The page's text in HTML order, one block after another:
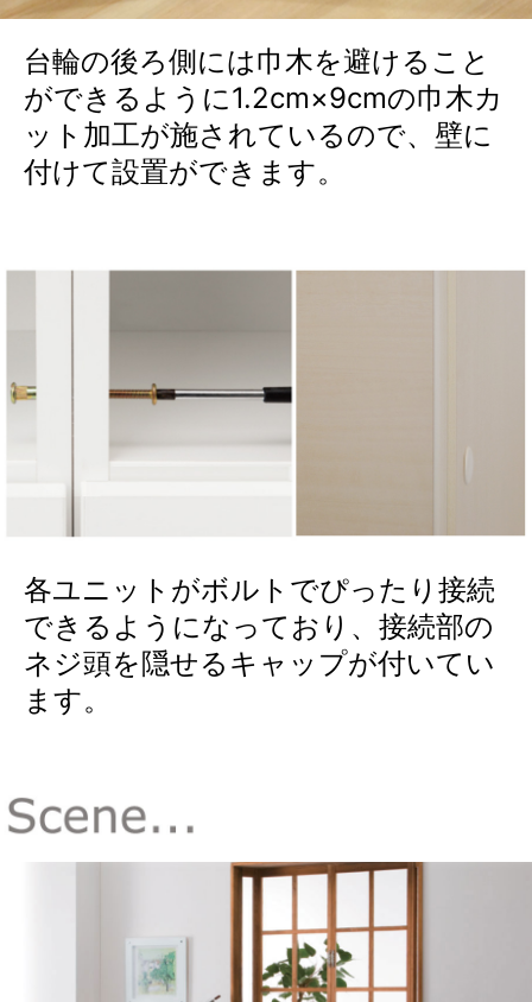
台輪の後ろ側には巾木を避けること
ができるように1.2cm×9cmの巾木カ
ット加工が施されているので、壁に
付けて設置ができます。
各ユニットがボルトでぴったり接続
できるようになっており、接続部の
ネジ頭を隠せるキャップが付いてい
ます。